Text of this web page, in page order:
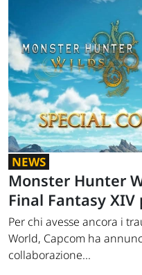
NEWS
Monster Hunter
Final Fantasy
Per chi avesse ancora i
World, Capcom ha
collaborazione...